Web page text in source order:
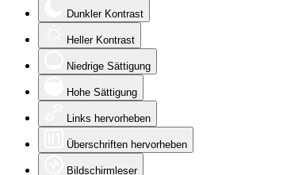
Dunkler Kontrast
Heller Kontrast
Niedrige Sättigung
Hohe Sättigung
Links hervorheben
Überschriften hervorheben
Bildschirmleser